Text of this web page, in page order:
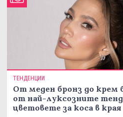
ТЕНДЕНЦИИ
От меден бронз до крем
от най-луксозните
цветовете за коса в края